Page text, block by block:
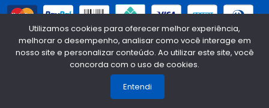
Qualidade e Segurança
Utilizamos cookies para oferecer melhor experiência,
melhorar o desempenho, analisar como você interage em
nosso site e personalizar conteúdo. Ao utilizar este site, você
concorda com o uso de cookies.
Entendi